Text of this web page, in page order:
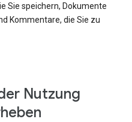
Sie speichern, Dokumente
Kommentare, die Sie zu
Nutzung